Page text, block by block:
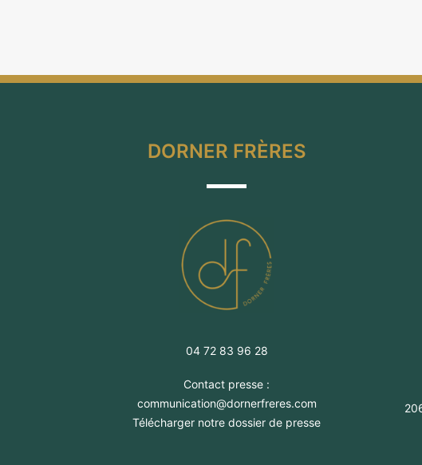
DORNER FRÈRES
04 72 83 96 28
Contact presse :
communication@dornerfreres.com
Télécharger notre dossier de presse